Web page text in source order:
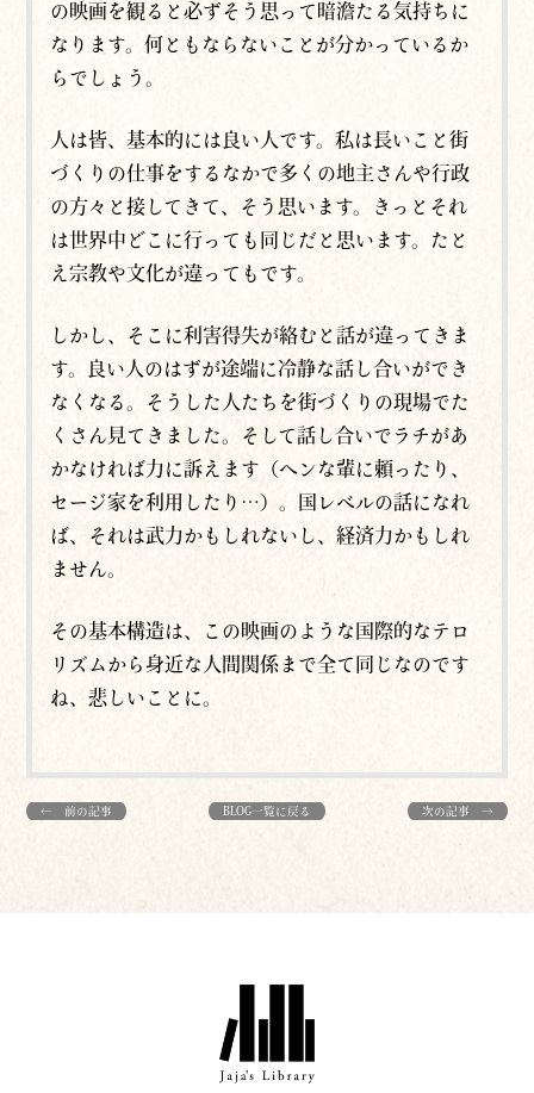
の映画を観ると必ずそう思って暗澹たる気持ちに
なります。何ともならないことが分かっているか
らでしょう。
人は皆、基本的には良い人です。私は長いこと街
づくりの仕事をするなかで多くの地主さんや行政
の方々と接してきて、そう思います。きっとそれ
は世界中どこに行っても同じだと思います。たと
え宗教や文化が違ってもです。
しかし、そこに利害得失が絡むと話が違ってきま
す。良い人のはずが途端に冷静な話し合いができ
なくなる。そうした人たちを街づくりの現場でた
くさん見てきました。そして話し合いでラチがあ
かなければ力に訴えます（ヘンな輩に頼ったり、
セージ家を利用したり…）。国レベルの話になれ
ば、それは武力かもしれないし、経済力かもしれ
ません。
その基本構造は、この映画のような国際的なテロ
リズムから身近な人間関係まで全て同じなのです
ね、悲しいことに。
← 前の記事 BLOG一覧に戻る 次の記事 →